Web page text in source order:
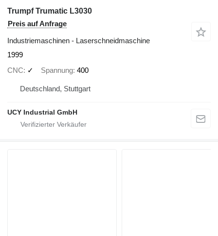
Trumpf Trumatic L3030
Preis auf Anfrage
Industriemaschinen - Laserschneidmaschine
1999
CNC
✓ Spannung 400
Deutschland, Stuttgart
UCY Industrial GmbH